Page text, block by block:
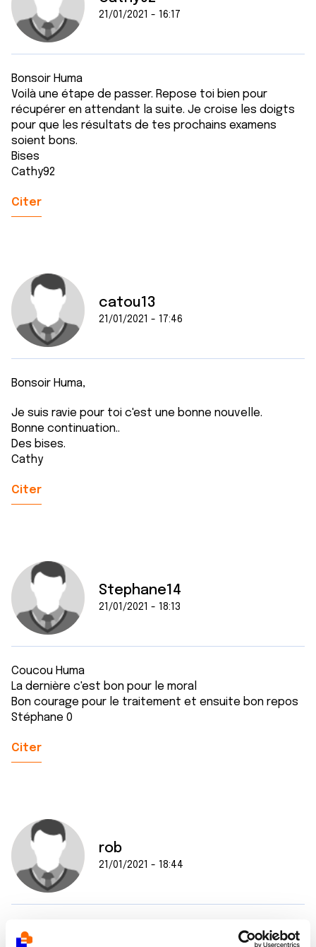
21/01/2021 - 16:17
Bonsoir Huma
Voilà une étape de passer. Repose toi bien pour
récupérer en attendant la suite. Je croise les doigts
pour que les résultats de tes prochains examens
soient bons.
Bises
Cathy92
Citer
catou13
21/01/2021 - 17:46
Bonsoir Huma,
Je suis ravie pour toi c'est une bonne nouvelle.
Bonne continuation..
Des bises.
Cathy
Citer
Stephane14
21/01/2021 - 18:13
Coucou Huma
La dernière c'est bon pour le moral
Bon courage pour le traitement et ensuite bon repos
Stéphane 0
Citer
rob
21/01/2021 - 18:44
hello huma,
la dernière c'est un moment particulier qu'il faut